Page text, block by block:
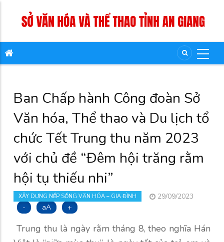
Ban Chấp hành Công đoàn Sở
Văn hóa, Thể thao và Du lịch tổ
chức Tết Trung thu năm 2023
với chủ đề “Đêm hội trăng rằm
hội tụ thiếu nhi”
XÂY DỰNG NẾP SỐNG VĂN HÓA – GIA ĐÌNH
29/09/2023
-
aA +
Trung thu là ngày rằm tháng 8, theo nghĩa Hán